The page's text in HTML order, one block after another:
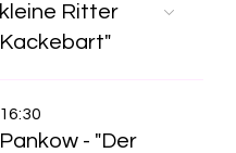
kleine Ritter
Kackebart"
16:30
Pankow - "Der